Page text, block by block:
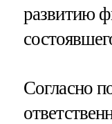
развитию
Согласно